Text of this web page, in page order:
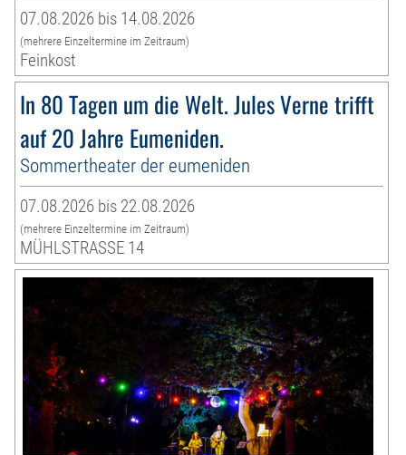
07.08.2026 bis 14.08.2026
(mehrere Einzeltermine im Zeitraum)
Feinkost
In 80 Tagen um die Welt. Jules Verne trifft
auf 20 Jahre Eumeniden.
Sommertheater der eumeniden
07.08.2026 bis 22.08.2026
(mehrere Einzeltermine im Zeitraum)
MÜHLSTRASSE 14